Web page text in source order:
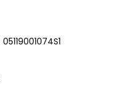
05119001074S1